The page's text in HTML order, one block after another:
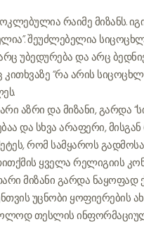
რაიმე მიზანს.
შეუძლებელია
უბედურება და არც
“რა არის
აზრი და მიზანი, გარდა
და სხვა არაფერი, მისგან
რომ სამყაროს
ყველა რელიგიის
მიზანი გარდა ნაყოფად
უცნობი ყოფიერების
თესლის